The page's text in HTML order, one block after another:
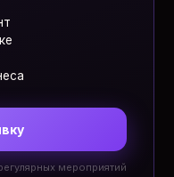
мероприятий